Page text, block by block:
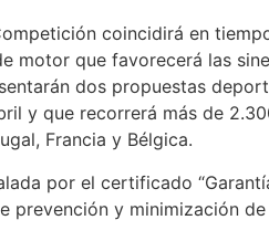
coincidirá en
motor que favorecerá las
dos propuestas
y que recorrerá más de
Francia y Bélgica.
por el certificado
prevención y minimización